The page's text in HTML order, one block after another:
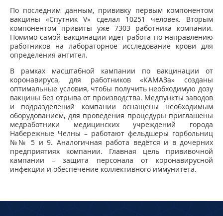
ФОТОГАЛЕРЕЯ
КОНТАКТНАЯ ИНФОРМАЦИЯ
По последним данным, прививку первым компонентом
вакцины «Спутник V» сделал 10251 человек. Вторым
компонентом привиты уже 7303 работника компании.
Помимо самой вакцинации идёт работа по направлению
работников на лабораторное исследование крови для
определения антител.
В рамках масштабной кампании по вакцинации от
коронавируса, для работников «КАМАЗа» созданы
оптимальные условия, чтобы получить необходимую дозу
вакцины без отрыва от производства. Медпункты заводов
и подразделений компании оснащены необходимым
оборудованием, для проведения процедуры приглашены
медработники медицинских учреждений города
Набережные Челны – работают фельдшеры горбольниц
№№ 5 и 9. Аналогичная работа ведётся и в дочерних
предприятиях компании. Главная цель прививочной
кампании – защита персонала от коронавирусной
инфекции и обеспечение коллективного иммунитета.